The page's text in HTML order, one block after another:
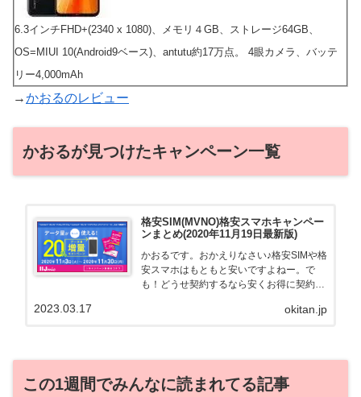
6.3インチFHD+(2340 x 1080)、メモリ４GB、ストレージ64GB、
OS=MIUI 10(Android9ベース)、antutu約17万点。 4眼カメラ、バッテ
リー4,000mAh
→かおるのレビュー
かおるが見つけたキャンペーン一覧
格安SIM(MVNO)格安スマホキャンペー
ンまとめ(2020年11月19日最新版)
かおるです。おかえりなさい♪格安SIMや格
安スマホはもともと安いですよねー。で
も！どうせ契約するなら安くお得に契約し
る自身も、そういう案件を常に狙ってます
okitan.jp
2023.03.17
この1週間でみんなに読まれてる記事